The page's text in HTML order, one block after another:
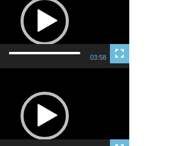
03:58